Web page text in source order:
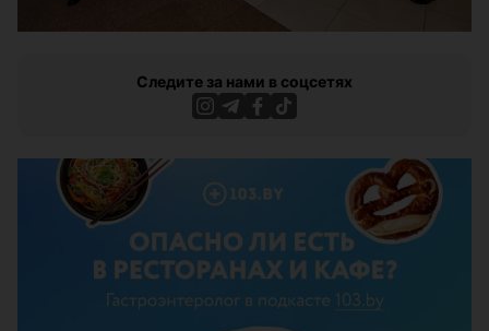
Следите за нами в соцсетях